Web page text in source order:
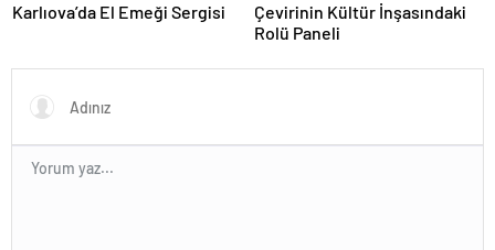
Karlıova’da El Emeği Sergisi
Çevirinin Kültür İnşasındaki
Rolü Paneli